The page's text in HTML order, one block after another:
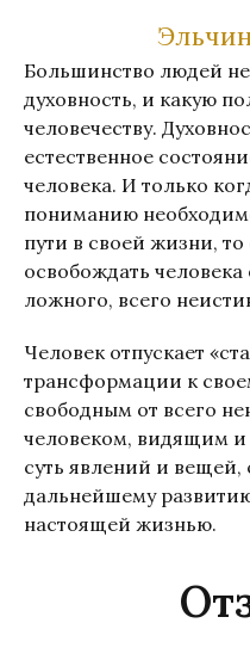
Большинство людей
духовность, и какую
человечеству.
естественное
человека. И только
пониманию
пути в своей жизни, то
освобождать человека
ложного, всего
Человек отпускает
трансформации к
свободным от всего
человеком, видящим
суть явлений и
дальнейшему
настоящей жизнью.